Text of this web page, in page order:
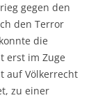
gegen den
den Terror
die
erst im Zuge
auf Völkerrecht
zu einer